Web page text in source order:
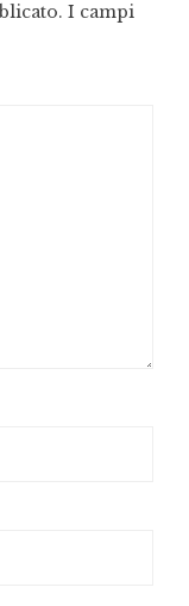
I campi